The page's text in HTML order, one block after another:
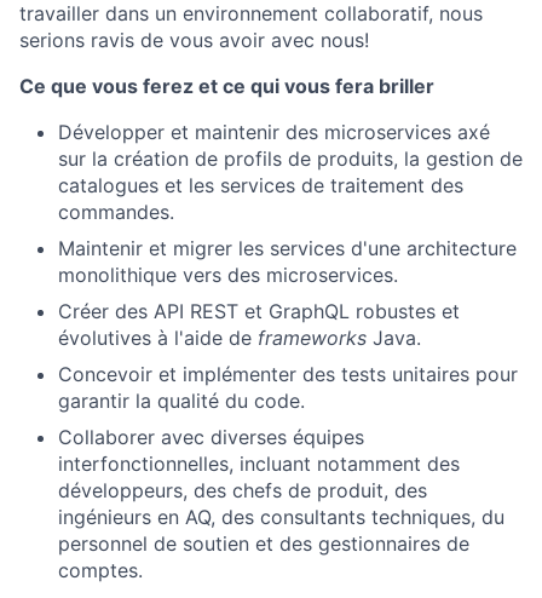
travailler dans un environnement collaboratif, nous
serions ravis de vous avoir avec nous!
Ce que vous ferez et ce qui vous fera briller
Développer et maintenir des microservices axé
sur la création de profils de produits, la gestion de
catalogues et les services de traitement des
commandes.
Maintenir et migrer les services d'une architecture
monolithique vers des microservices.
Créer des API REST et GraphQL robustes et
évolutives à l'aide de frameworks Java.
Concevoir et implémenter des tests unitaires pour
garantir la qualité du code.
Collaborer avec diverses équipes
interfonctionnelles, incluant notamment des
développeurs, des chefs de produit, des
ingénieurs en AQ, des consultants techniques, du
personnel de soutien et des gestionnaires de
comptes.